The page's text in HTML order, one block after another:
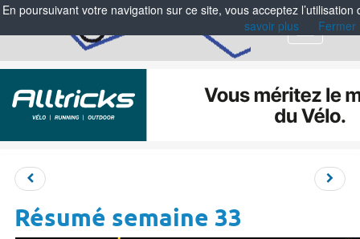
Menu
Résumé semaine 33
En poursuivant votre navigation sur ce site, vous acceptez
savoir plus
Fermer